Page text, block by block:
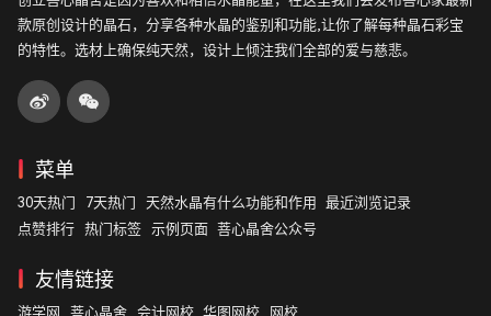
款原创设计的晶石，分享各种水晶的鉴别和功能,让你了解每种晶石彩宝
的特性。选材上确保纯天然，设计上倾注我们全部的爱与慈悲。
菜单
30天热门 7天热门 天然水晶有什么功能和作用
最近浏览记录
点赞排行 热门标签 示例页面 菩心晶舍公众号
友情链接
游学网 菩心晶舍 会计网校 华图网校 网校